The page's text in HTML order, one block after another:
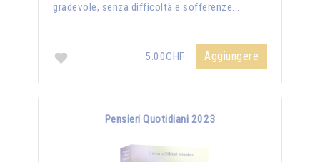
gradevole, senza difficoltà e sofferenze...
5.00CHF Aggiungere
Pensieri Quotidiani 2023